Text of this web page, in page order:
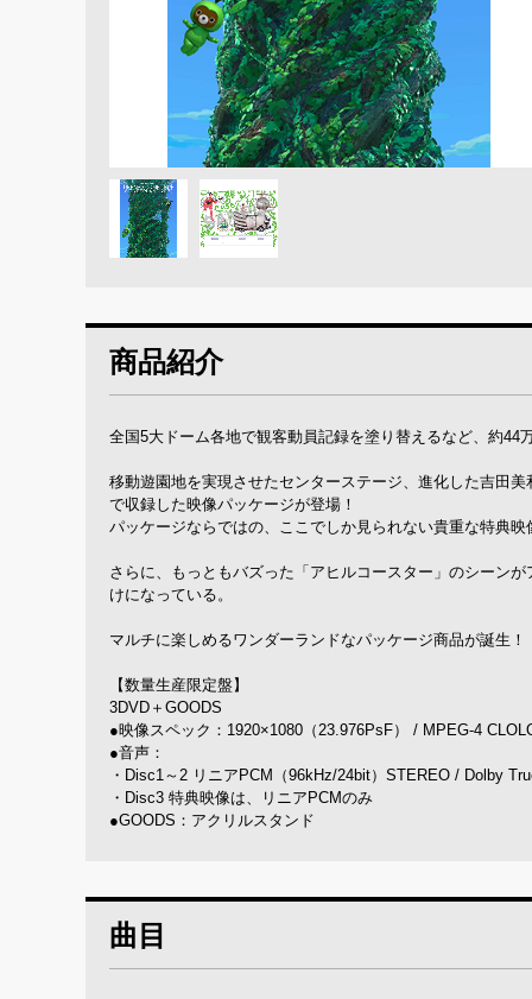
商品紹介
全国5大ドーム各地で観客動員記録を塗り替えるなど、約44
移動遊園地を実現させたセンターステージ、進化した吉田
で収録した映像パッケージが登場！
パッケージならではの、ここでしか見られない貴重な特典映
さらに、もっともバズった「アヒルコースター」のシーン
けになっている。
マルチに楽しめるワンダーランドなパッケージ商品が誕生！
【数量生産限定盤】
3DVD＋GOODS
●映像スペック：1920×1080（23.976PsF） / MPEG-4
●音声：
・Disc1～2 リニアPCM（96kHz/24bit）STEREO / Dolby
・Disc3 特典映像は、リニアPCMのみ
●GOODS：アクリルスタンド
曲目